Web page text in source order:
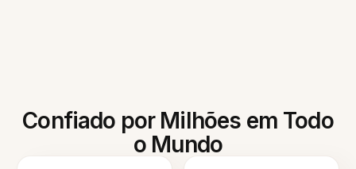
Confiado por Milhões em Todo
o Mundo